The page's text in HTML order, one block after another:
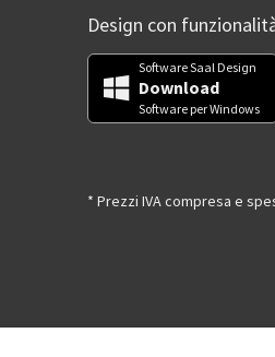
Design con
Software Saal Design
Download
Software per Windows
* Prezzi IVA compresa e